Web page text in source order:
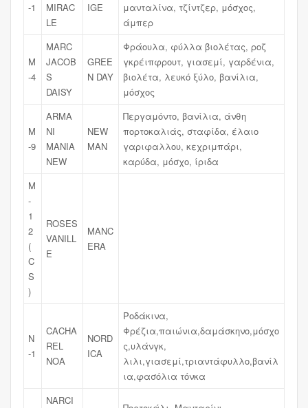
-1
MIRAC
LE
IGE
μανταλίνα, τζίντζερ, μόσχος,
άμπερ
M
-4
MARC
JACOB
S
DAISY
GREE
N DAY
Φράουλα, φύλλα βιολέτας, ροζ
γκρέιπφρουτ, γιασεμί, γαρδένια,
βιολέτα, λευκό ξύλο, βανίλια,
μόσχος
M
-9
ARMA
NI
MANIA
NEW
NEW
MAN
Περγαμόντο, βανίλια, άνθη
πορτοκαλιάς, σταφίδα, έλαιο
γαριφαλλου, κεχριμπάρι,
καρύδα, μόσχο, ίριδα
M
-
1
2
(
C
S
)
ROSES
VANILL
E
MANC
ERA
N
-1
CACHA
REL
NOA
NORD
ICA
Ροδάκινα,
Φρέζια,παιώνια,δαμάσκηνο,μόσχο
ς,υλάνγκ,
λιλι,γιασεμί,τριαντάφυλλο,βανίλ
ια,φασόλια τόνκα
NARCI